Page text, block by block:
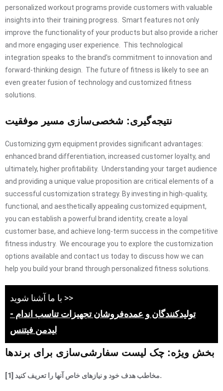
personalized workout programs provide customers with valuable
insights into their training progress. Smart features not only
improve the functionality of your products but also provide a richer
and more engaging user experience. This technological
integration speaks to the brand's commitment to innovation and
forward-thinking design. The future of fitness is likely to see an
even greater fusion of technology and customized fitness
solutions.
نتیجه‌گیری: شخصی‌سازی مسیر موفقیت
Customizing gym equipment provides significant advantages:
enhanced brand differentiation, increased customer loyalty, and
ultimately, higher profitability. Understanding your target audience
and providing a unique value proposition are critical elements of a
successful customization strategy. By investing in high-quality,
functional, and aesthetically appealing customized equipment,
you can establish a powerful brand identity, create a loyal
customer base, and achieve long-term success in the competitive
fitness industry. We encourage you to explore the customization
options available and contact us today to discuss how we can
help you build your brand through personalized fitness solutions.
با ما آشنا شوید >>
تولیدکنندگان و عمده‌فروشان تجهیزات تناسب اندام -
لیدمن فیتنس
بخش ویژه: چک لیست سفارشی‌سازی برای برندها
[1] مخاطب هدف خود و نیازهای خاص آنها را تعریف کنید.